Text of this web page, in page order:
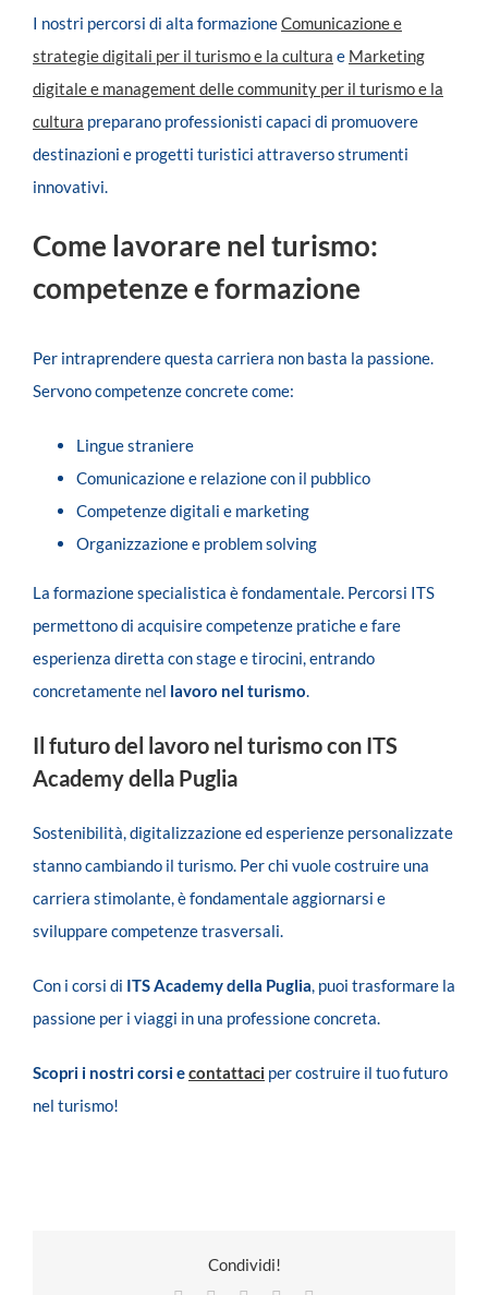
I nostri percorsi di alta formazioneComunicazione e
strategie digitali per il turismo e la cultura e Marketing
digitale e management delle community per il turismo e la
cultura preparano professionisti capaci di promuovere
destinazioni e progetti turistici attraverso strumenti
innovativi.
Come lavorare nel turismo:
competenze e formazione
Per intraprendere questa carriera non basta la passione.
Servono competenze concrete come:
Lingue straniere
Comunicazione e relazione con il pubblico
Competenze digitali e marketing
Organizzazione e problem solving
La formazione specialistica è fondamentale. Percorsi ITS
permettono di acquisire competenze pratiche e fare
esperienza diretta con stage e tirocini, entrando
concretamente nel lavoro nel turismo.
Il futuro del lavoro nel turismo con ITS
Academy della Puglia
Sostenibilità, digitalizzazione ed esperienze personalizzate
stanno cambiando il turismo. Per chi vuole costruire una
carriera stimolante, è fondamentale aggiornarsi e
sviluppare competenze trasversali.
Con i corsi di ITS Academy della Puglia, puoi trasformare la
passione per i viaggi in una professione concreta.
Scopri i nostri corsi econtattaci per costruire il tuo futuro
nel turismo!
Condividi!